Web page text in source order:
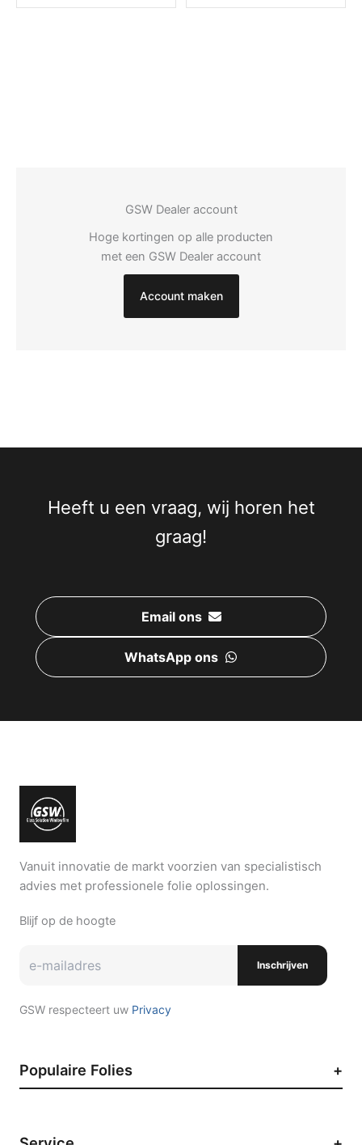
GSW Dealer account
Hoge kortingen op alle producten
met een GSW Dealer account
Account maken
Heeft u een vraag, wij horen het
graag!
Email ons
WhatsApp ons
Vanuit innovatie de markt voorzien van specialistisch
advies met professionele folie oplossingen.
Blijf op de hoogte
Inschrijven
GSW respecteert uw Privacy
Populaire Folies